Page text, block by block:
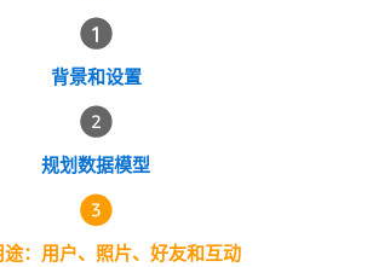
背景和设置
规划数据模型
途：用户、照片、好友和互动